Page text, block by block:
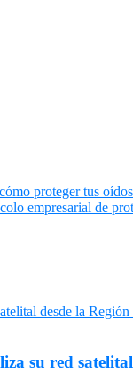
proteger tus
empresarial de
su red